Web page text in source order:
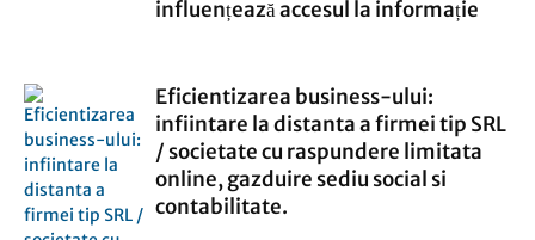
influențează accesul la informație
Eficientizarea business-ului:
infiintare la distanta a firmei tip SRL
/ societate cu raspundere limitata
online, gazduire sediu social si
contabilitate.